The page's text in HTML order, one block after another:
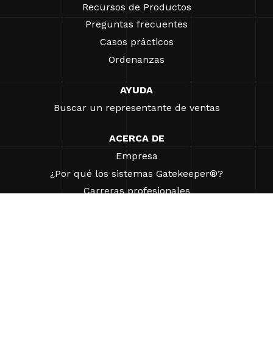
Recursos de Productos
Preguntas frecuentes
Casos prácticos
Ordenanzas
AYUDA
Buscar un representante de ventas
ACERCA DE
Empresa
¿Por qué los sistemas Gatekeeper®?
Carreras profesionales